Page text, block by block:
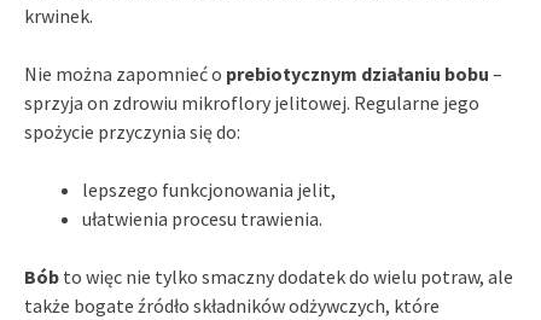
krwinek.
Nie można zapomnieć o prebiotycznym działaniu bobu –
sprzyja on zdrowiu mikroflory jelitowej. Regularne jego
spożycie przyczynia się do:
lepszego funkcjonowania jelit,
ułatwienia procesu trawienia.
Bób to więc nie tylko smaczny dodatek do wielu potraw, ale
także bogate źródło składników odżywczych, które